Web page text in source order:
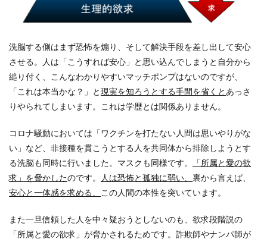
洗脳する側はまず恐怖を煽り、そして解決手段を差し出して安心
させる。人は「こうすれば安心」と思い込んでしまうと自分から
縋り付く、こんなわかりやすいマッチポンプはないのですが、
「これは本当かな？」と現実を知ろうとする手間を省くと あっさ
りやられてしまいます。これは学歴とは関係ありません。
コロナ騒動においては「ワクチンを打たない人間は思いやりがな
い」など、非接種を貫こうとする人を共同体から排除しようとす
る洗脳も同時に行いました。マスクも同様です。
「所属と愛の欲
求」を脅かしたのです。 人は恐怖と孤独に弱い、 裏から言えば、
安心と一体感を求める、
この人間の本性を突いています。
また一旦信頼した人を中々疑おうとしないのも、欲求段階説の
「所属と愛の欲求」が脅かされるためです。詐欺師やナンパ師が